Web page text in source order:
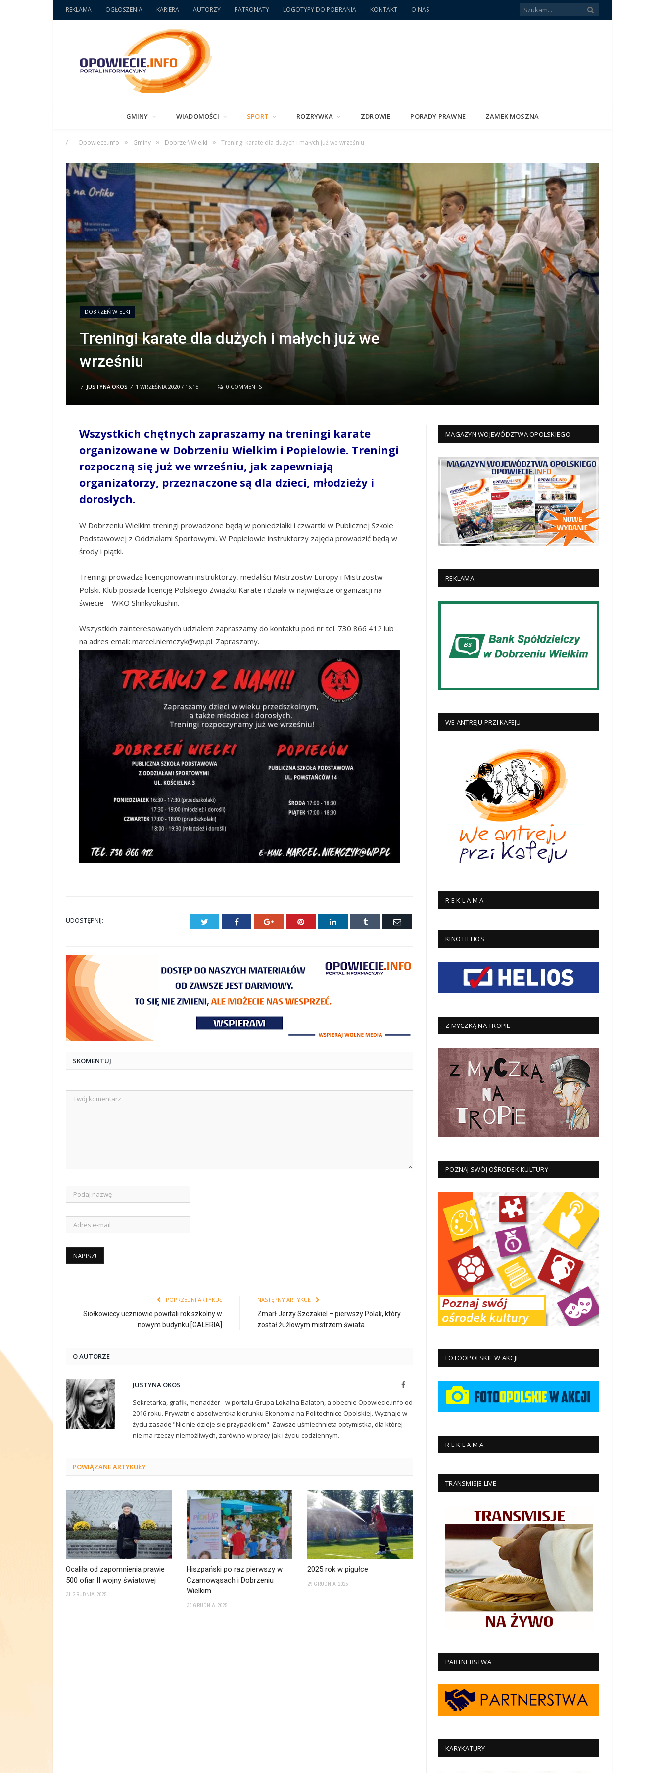
REKLAMA OGŁOSZENIA KARIERA AUTORZY PATRONATY LOGOTYPY DO POBRANIA KONTAKT O NAS
GMINY WIADOMOŚCI SPORT ROZRYWKA ZDROWIE PORADY PRAWNE ZAMEK MOSZNA
/ Opowiece.info » Gminy » Dobrzeń Wielki » Treningi karate dla dużych i małych już we wrześniu
DOBRZEŃ WIELKI
Treningi karate dla dużych i małych już we
wrześniu
/ JUSTYNA OKOS / 1 WRZEŚNIA 2020 / 15:15 0 COMMENTS
Wszystkich chętnych zapraszamy na treningi karate
organizowane w Dobrzeniu Wielkim i Popielowie. Treningi
rozpoczną się już we wrześniu, jak zapewniają
organizatorzy, przeznaczone są dla dzieci, młodzieży i
dorosłych.
W Dobrzeniu Wielkim treningi prowadzone będą w poniedziałki i czwartki w Publicznej Szkole
Podstawowej z Oddziałami Sportowymi. W Popielowie instruktorzy zajęcia prowadzić będą w
środy i piątki.
Treningi prowadzą licencjonowani instruktorzy, medaliści Mistrzostw Europy i Mistrzostw
Polski. Klub posiada licencję Polskiego Związku Karate i działa w największe organizacji na
świecie – WKO Shinkyokushin.
Wszystkich zainteresowanych udziałem zapraszamy do kontaktu pod nr tel. 730 866 412 lub
na adres email: marcel.niemczyk@wp.pl. Zapraszamy.
UDOSTĘPNIJ: Twitter Facebook Google+ Pinterest LinkedIn Tumblr
E-
SKOMENTUJ
POPRZEDNI ARTYKUŁ
Siołkowiccy uczniowie powitali rok szkolny w
nowym budynku [GALERIA]
NASTĘPNY ARTYKUŁ
Zmarł Jerzy Szczakiel – pierwszy Polak, który
został żużlowym mistrzem świata
O AUTORZE
JUSTYNA OKOS Facebook
Sekretarka, grafik, menadżer - w portalu Grupa Lokalna Balaton, a obecnie Opowiecie.info od
2016 roku. Prywatnie absolwentka kierunku Ekonomia na Politechnice Opolskiej. Wyznaje w
życiu zasadę "Nic nie dzieje się przypadkiem". Zawsze uśmiechnięta optymistka, dla której
nie ma rzeczy niemożliwych, zarówno w pracy jak i życiu codziennym.
POWIĄZANEARTYKUŁY
Ocaliła od zapomnienia prawie
500 ofiar II wojny światowej
31 GRUDNIA 2025
Hiszpański po raz pierwszy w
Czarnowąsach i Dobrzeniu
Wielkim
30 GRUDNIA 2025
2025 rok w pigułce
29 GRUDNIA 2025
MAGAZYN WOJEWÓDZTWA OPOLSKIEGO
REKLAMA
WE ANTREJU PRZI KAFEJU
R E K L A M A
KINO HELIOS
Z MYCZKĄ NA TROPIE
POZNAJ SWÓJ OŚRODEK KULTURY
FOTOOPOLSKIE W AKCJI
R E K L A M A
TRANSMISJE LIVE
PARTNERSTWA
KARYKATURY